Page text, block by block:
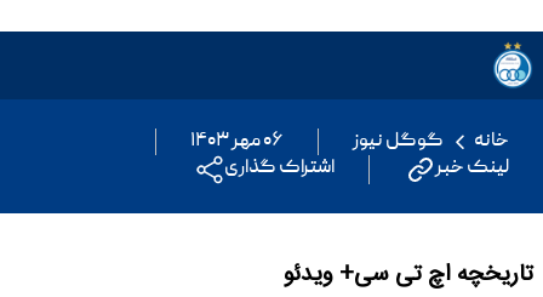
خانه گوگل نیوز
۰۶ مهر ۱۴۰۳
لینک خبر
اشتراک گذاری
تاریخچه اچ تی سی+ ویدئو